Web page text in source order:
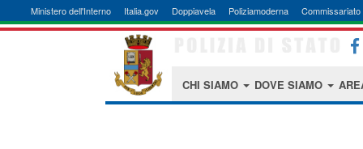
Ministero dell'Interno Italia.gov Doppiavela Poliziamoderna Commissariato
CHI SIAMO DOVE SIAMO